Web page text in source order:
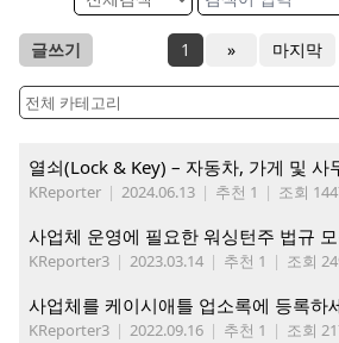
글쓰기 1 » 마지막
열쇠(Lock & Key) – 자동차, 가게 및 사
KReporter | 2024.06.13 | 추천 1 | 조회
사업체 운영에 필요한 워싱턴주 법규
KReporter3 | 2023.03.14 | 추천 1 | 조회
사업체를 케이시애틀 업소록에 등록하
KReporter3 | 2022.09.16 | 추천 1 | 조회